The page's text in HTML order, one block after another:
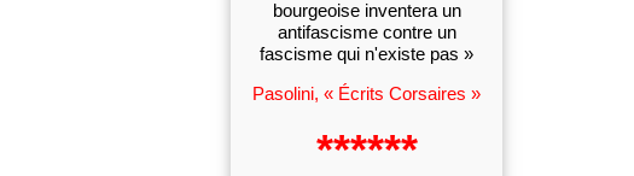
bourgeoise inventera un
antifascisme contre un
fascisme qui n'existe pas »
Pasolini, « Écrits Corsaires »
******